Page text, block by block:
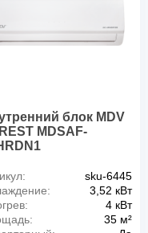
блок MDV
MDSAF-
sku-6445
3,52 кВт
4 кВт
35 м²